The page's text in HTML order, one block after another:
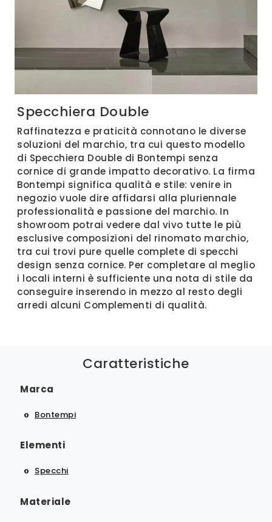
Specchiera Double
Raffinatezza e praticità connotano le diverse
soluzioni del marchio, tra cui questo modello
di Specchiera Double di Bontempi senza
cornice di grande impatto decorativo. La firma
Bontempi significa qualità e stile: venire in
negozio vuole dire affidarsi alla pluriennale
professionalità e passione del marchio. In
showroom potrai vedere dal vivo tutte le più
esclusive composizioni del rinomato marchio,
tra cui trovi pure quelle complete di specchi
design senza cornice. Per completare al meglio
i locali interni è sufficiente una nota di stile da
conseguire inserendo in mezzo al resto degli
arredi alcuni Complementi di qualità.
Caratteristiche
Marca
Bontempi
Elementi
Specchi
Materiale